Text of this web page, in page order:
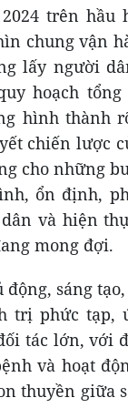
trên
chung vận
lấy người
hoạch
hình thành
chiến lược
cho những
ổn định,
và hiện
mong đợi.
sáng
trị phức tạp,
tác lớn, với
và hoạt
thuyền giữa